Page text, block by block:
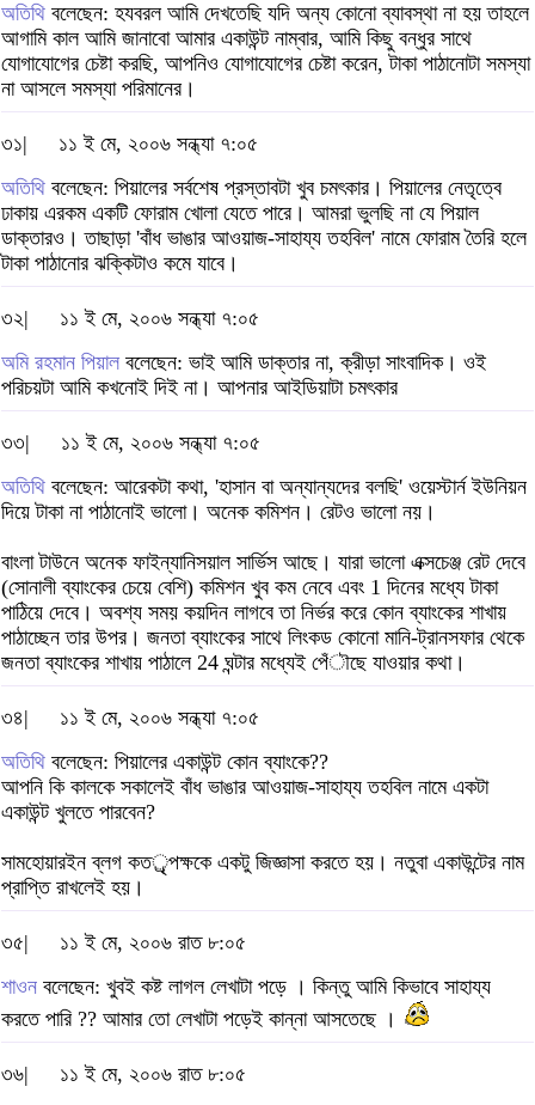
অতিথি বলেছেন: হযবরল আমি দেখতেছি যদি অন্য কোনো ব্যাবস্থা না হয় তাহলে
আগামি কাল আমি জানাবো আমার একাউন্ট নাম্বার, আমি কিছু বন্ধুর সাথে
যোগাযোগের চেষ্টা করছি, আপনিও যোগাযোগের চেষ্টা করেন, টাকা পাঠানোটা সমস্যা
না আসলে সমস্যা পরিমানের।
৩১|
১১ ই মে, ২০০৬ সন্ধ্যা ৭:০৫
অতিথি বলেছেন: পিয়ালের সর্বশেষ প্রস্তাবটা খুব চমৎকার। পিয়ালের নেতৃত্বে
ঢাকায় এরকম একটি ফোরাম খোলা যেতে পারে। আমরা ভুলছি না যে পিয়াল
ডাক্তারও। তাছাড়া 'বাঁধ ভাঙার আওয়াজ-সাহায্য তহবিল' নামে ফোরাম তৈরি হলে
টাকা পাঠানোর ঝক্কিটাও কমে যাবে।
৩২|
১১ ই মে, ২০০৬ সন্ধ্যা ৭:০৫
অমি রহমান পিয়াল বলেছেন: ভাই আমি ডাক্তার না, ক্রীড়া সাংবাদিক। ওই
পরিচয়টা আমি কখনোই দিই না। আপনার আইডিয়াটা চমৎকার
৩৩|
১১ ই মে, ২০০৬ সন্ধ্যা ৭:০৫
অতিথি বলেছেন: আরেকটা কথা, 'হাসান বা অন্যান্যদের বলছি' ওয়েস্টার্ন ইউনিয়ন
দিয়ে টাকা না পাঠানোই ভালো। অনেক কমিশন। রেটও ভালো নয়।
বাংলা টাউনে অনেক ফাইন্যানিসয়াল সার্ভিস আছে। যারা ভালো এক্সচেঞ্জ রেট দেবে
(সোনালী ব্যাংকের চেয়ে বেশি) কমিশন খুব কম নেবে এবং 1 দিনের মধ্যে টাকা
পাঠিয়ে দেবে। অবশ্য সময় কয়দিন লাগবে তা নির্ভর করে কোন ব্যাংকের শাখায়
পাঠাচ্ছেন তার উপর। জনতা ব্যাংকের সাথে লিংকড কোনো মানি-ট্রানসফার থেকে
জনতা ব্যাংকের শাখায় পাঠালে 24 ঘন্টার মধ্যেই পেঁৗছে যাওয়ার কথা।
৩৪|
১১ ই মে, ২০০৬ সন্ধ্যা ৭:০৫
অতিথি বলেছেন: পিয়ালের একাউন্ট কোন ব্যাংকে??
আপনি কি কালকে সকালেই বাঁধ ভাঙার আওয়াজ-সাহায্য তহবিল নামে একটা
একাউন্ট খুলতে পারবেন?
সামহোয়ারইন ব্লগ কতর্ৃপক্ষকে একটু জিজ্ঞাসা করতে হয়। নতুবা একাউন্টের নাম
প্রাপ্তি রাখলেই হয়।
৩৫|
১১ ই মে, ২০০৬ রাত ৮:০৫
শাওন বলেছেন: খুবই কষ্ট লাগল লেখাটা পড়ে । কিন্তু আমি কিভাবে সাহায্য
করতে পারি ?? আমার তো লেখাটা পড়েই কান্না আসতেছে ।
৩৬|
১১ ই মে, ২০০৬ রাত ৮:০৫